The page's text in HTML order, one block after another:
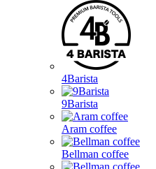
4Barista
9Barista
Aram coffee
Bellman coffee